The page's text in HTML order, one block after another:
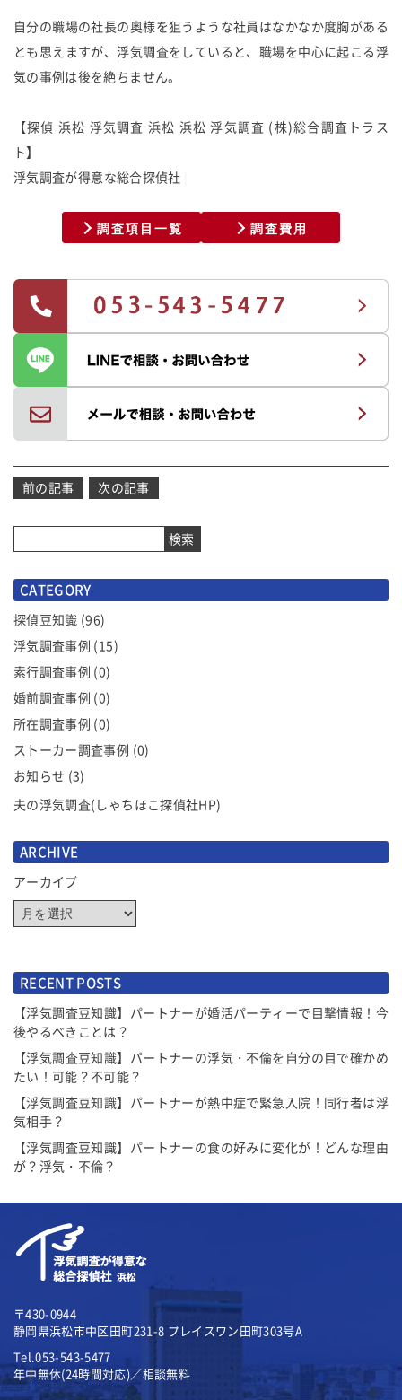
自分の職場の社長の奥様を狙うような社員はなかなか度胸がある
とも思えますが、浮気調査をしていると、職場を中心に起こる浮
気の事例は後を絶ちません。
【探偵 浜松 浮気調査 浜松 浜松 浮気調査 (株)総合調査トラス
ト】
浮気調査が得意な総合探偵社
調査項目一覧 調査費用
投
ナ
ビ
ー
シ
ョ
ン
前の記事 次の記事
検索
CATEGORY
探偵豆知識 (96)
浮気調査事例 (15)
素行調査事例 (0)
婚前調査事例 (0)
所在調査事例 (0)
ストーカー調査事例 (0)
お知らせ (3)
夫の浮気調査(しゃちほこ探偵社HP)
ARCHIVE
アーカイブ
RECENT POSTS
【浮気調査豆知識】パートナーが婚活パーティーで目撃情報！今
後やるべきことは？
【浮気調査豆知識】パートナーの浮気・不倫を自分の目で確かめ
たい！可能？不可能？
【浮気調査豆知識】パートナーが熱中症で緊急入院！同行者は浮
気相手？
【浮気調査豆知識】パートナーの食の好みに変化が！どんな理由
が？浮気・不倫？
〒430-0944
静岡県浜松市中区田町231-8 プレイスワン田町303号A
Tel.053-543-5477
年中無休(24時間対応)／相談無料